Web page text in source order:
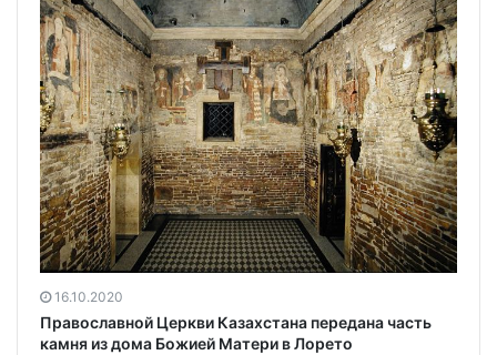
16.10.2020
Православной Церкви Казахстана передана часть
камня из дома Божией Матери в Лорето